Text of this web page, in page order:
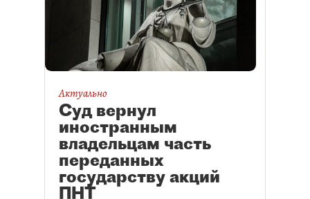
Актуально
Суд вернул
иностранным
владельцам часть
переданных
государству акций
ПНТ